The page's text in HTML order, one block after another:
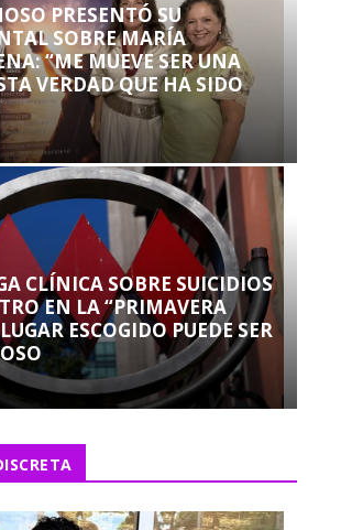
PRESENTÓ SU
SOBRE MARÍA
“ME MUEVE SER UNA
VERDAD QUE HA SIDO
CLÍNICA SOBRE SUICIDIOS
EN LA “PRIMAVERA
ESCOGIDO PUEDE SER